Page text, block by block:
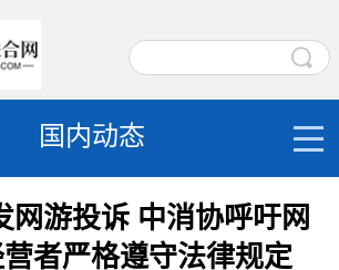
国内动态
网游投诉 中消协呼吁网
者严格遵守法律规定